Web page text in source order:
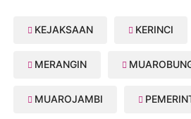
KEJAKSAAN KERINCI
MERANGIN
MUAROJAMBI